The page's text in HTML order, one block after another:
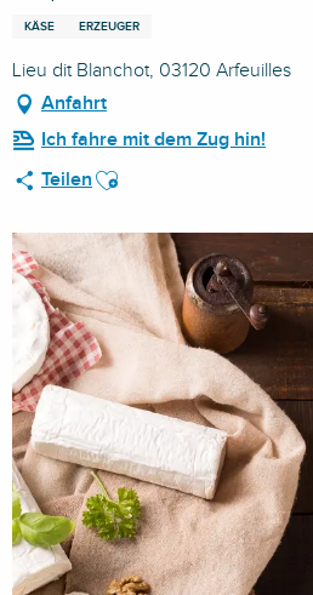
KÄSE ERZEUGER
Lieu dit Blanchot, 03120 Arfeuilles
Anfahrt
Ich fahre mit dem Zug hin!
Teilen Ajouter aux favoris